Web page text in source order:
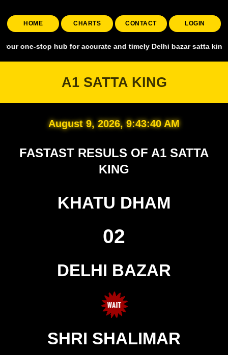
HOME CHARTS CONTACT LOGIN
hub for accurate and timely Delhi bazar satta king,
A1 SATTA KING
August 9, 2026, 9:43:41 AM
FASTAST RESULS OF A1 SATTA
KING
KHATU DHAM
02
DELHI BAZAR
SHRI SHALIMAR